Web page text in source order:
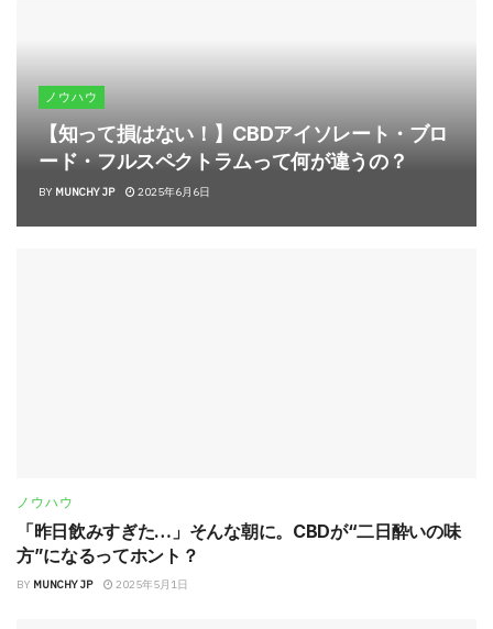
ノウハウ
【知って損はない！】CBDアイソレート・ブロ
ード・フルスペクトラムって何が違うの？
BY MUNCHY JP 2025年6月6日
ノウハウ
「昨日飲みすぎた…」そんな朝に。CBDが“二日酔いの味
方”になるってホント？
BY MUNCHY JP 2025年5月1日